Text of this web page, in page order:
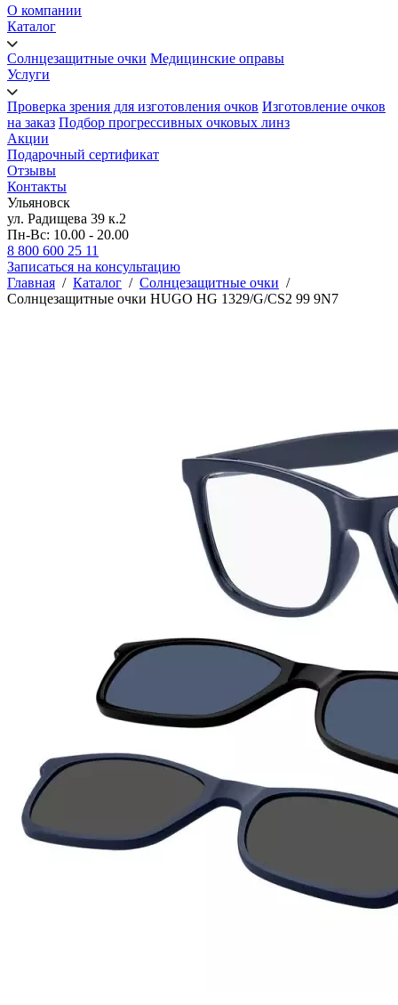
О компании
Каталог
Солнцезащитные очки Медицинские оправы
Услуги
Проверка зрения для изготовления очков Изготовление очков
на заказ Подбор прогрессивных очковых линз
Акции
Подарочный сертификат
Отзывы
Контакты
Ульяновск
ул. Радищева 39 к.2
Пн-Вс: 10.00 - 20.00
8 800 600 25 11
Записаться на консультацию
Главная / Каталог / Солнцезащитные очки /
Солнцезащитные очки HUGO HG 1329/G/CS2 99 9N7